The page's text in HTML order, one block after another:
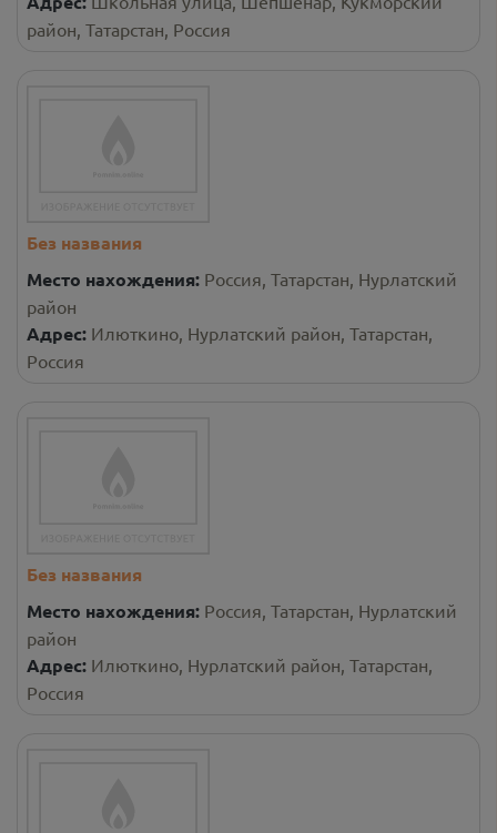
район, Татарстан, Россия
Без названия
Место нахождения: Россия, Татарстан, Нурлатский
район
Адрес: Илюткино, Нурлатский район, Татарстан,
Россия
Без названия
Место нахождения: Россия, Татарстан, Нурлатский
район
Адрес: Илюткино, Нурлатский район, Татарстан,
Россия